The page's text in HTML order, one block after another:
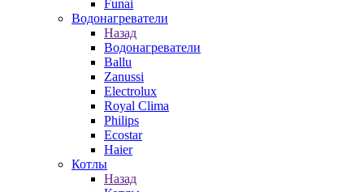
Funai
Водонагреватели
Назад
Водонагреватели
Ballu
Zanussi
Electrolux
Royal Clima
Philips
Ecostar
Haier
Котлы
Назад